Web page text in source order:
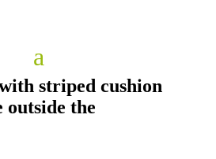
striped cushion
outside the